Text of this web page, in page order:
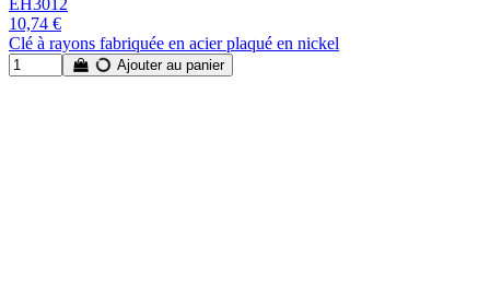
EH3012
10,74 €
Clé à rayons fabriquée en acier plaqué en nickel
Ajouter au panier